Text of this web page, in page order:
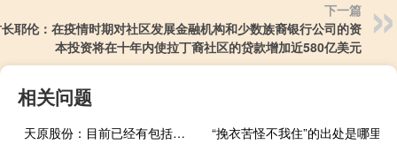
下一篇
耶伦：在疫情时期对社区发展金融机构和少数族裔银行公司的资
本投资将在十年内使拉丁裔社区的贷款增加近580亿美元
相关问题
天原股份：目前已经有包括头部企业在内的客户到公司验厂
“挽衣苦怪不我住”的出处是哪里